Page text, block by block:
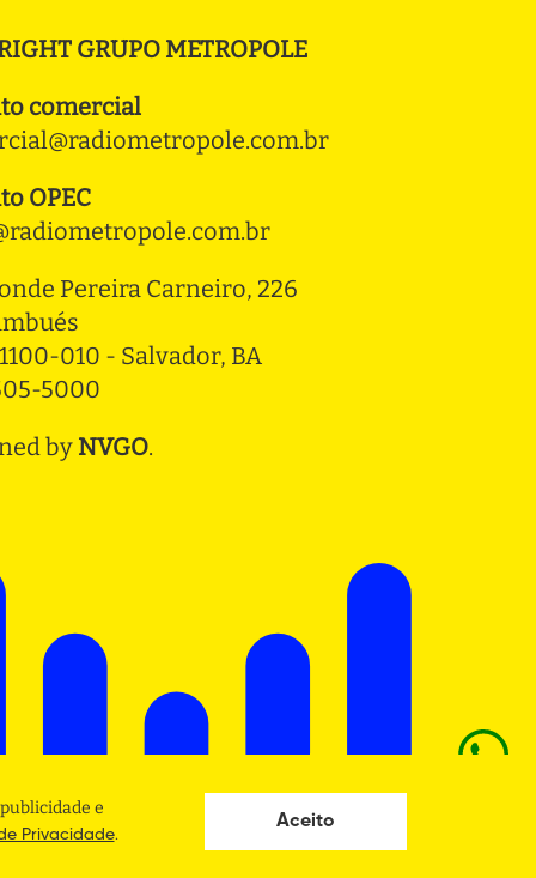
GRUPO METROPOLE
comercial
OPEC
Pereira Carneiro, 226
010 - Salvador, BA
5000
by NVGO.
e
Privacidade.
Aceito